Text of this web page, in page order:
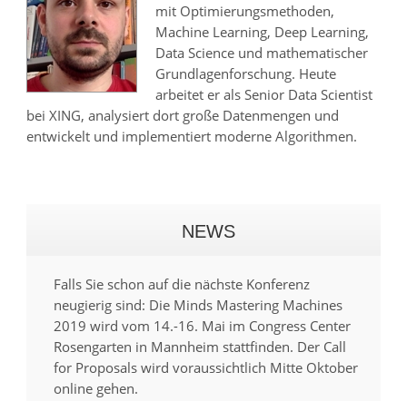
mit Optimierungsmethoden,
Machine Learning, Deep Learning,
Data Science und mathematischer
Grundlagenforschung. Heute
arbeitet er als Senior Data Scientist
bei XING, analysiert dort große Datenmengen und
entwickelt und implementiert moderne Algorithmen.
NEWS
Falls Sie schon auf die nächste Konferenz
neugierig sind: Die Minds Mastering Machines
2019 wird vom 14.-16. Mai im Congress Center
Rosengarten in Mannheim stattfinden. Der Call
for Proposals wird voraussichtlich Mitte Oktober
online gehen.